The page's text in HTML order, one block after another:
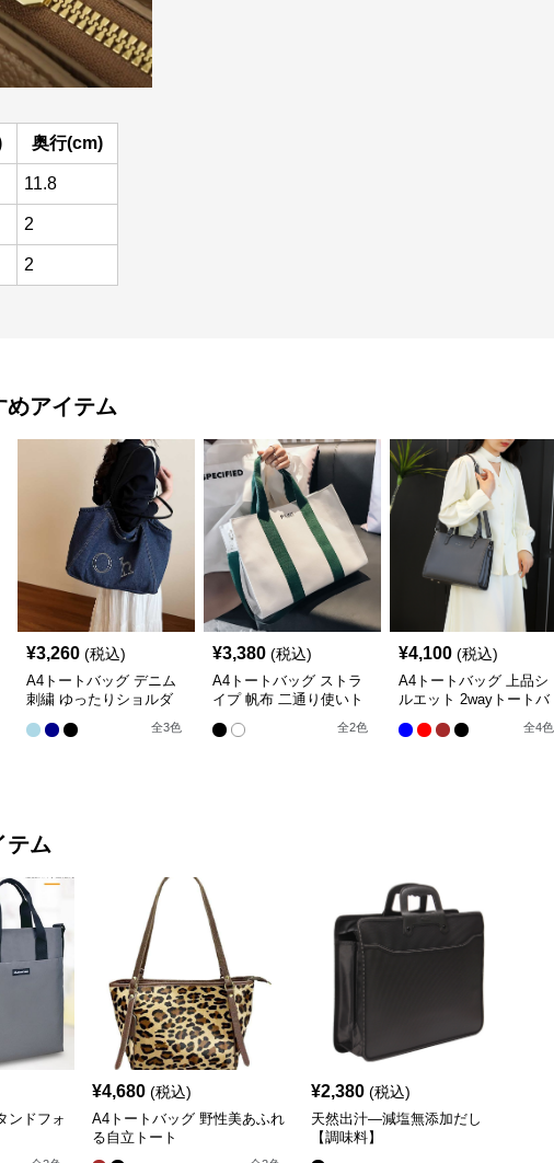
奥行(cm)
11.8
2
2
めアイテム
¥3,260 (税込)
A4トートバッグ デニム
刺繍 ゆったりショルダ
全3色
¥3,380 (税込)
A4トートバッグ ストラ
イプ 帆布 二通り使いト
全2色
¥4,100 (税込)
A4トートバッグ 上品シ
ルエット 2wayトートバ
全4色
テム
ンドフォ
¥4,680 (税込)
A4トートバッグ 野性美あふれ
る自立トート
¥2,380 (税込)
天然出汁―減塩無添加だし
【調味料】